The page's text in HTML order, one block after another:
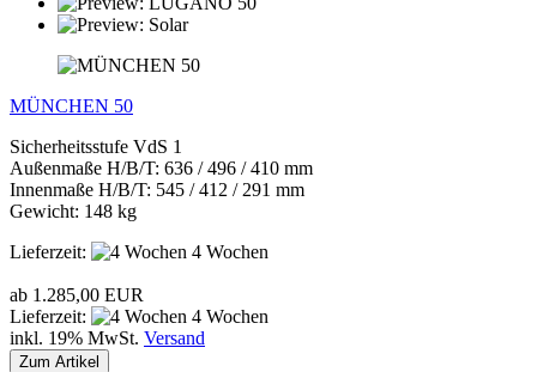
MÜNCHEN 50
Sicherheitsstufe VdS 1
Außenmaße H/B/T: 636 / 496 / 410 mm
Innenmaße H/B/T: 545 / 412 / 291 mm
Gewicht: 148 kg
Lieferzeit:
4 Wochen
ab 1.285,00 EUR
Lieferzeit:
4 Wochen
inkl. 19% MwSt. Versand
Zum Artikel